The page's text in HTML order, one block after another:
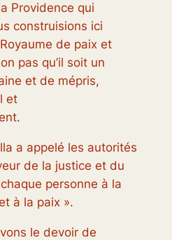
Providence qui
construisions ici
de paix et
pas qu’il soit un
et de mépris,
et
a appelé les autorités
de la justice et du
personne à la
à la paix ».
le devoir de